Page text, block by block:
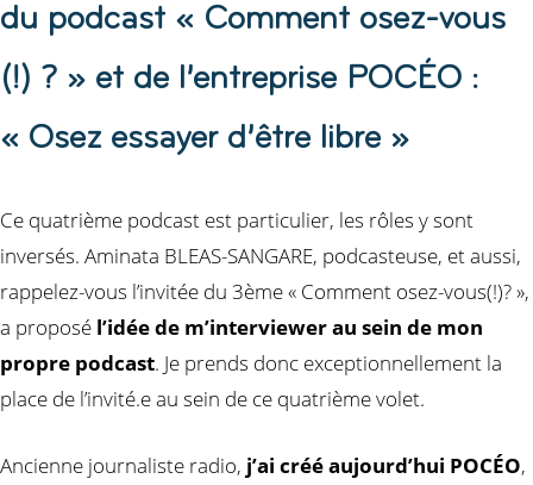
du podcast « Comment osez-vous
(!) ? » et de l’entreprise POCÉO :
« Osez essayer d’être libre »
Ce quatrième podcast est particulier, les rôles y sont
inversés. Aminata BLEAS-SANGARE, podcasteuse, et aussi,
rappelez-vous l’invitée du 3ème « Comment osez-vous(!)? »,
a proposé l’idée de m’interviewer au sein de mon
propre podcast. Je prends donc exceptionnellement la
place de l’invité.e au sein de ce quatrième volet.
Ancienne journaliste radio, j’ai créé aujourd’hui POCÉO,